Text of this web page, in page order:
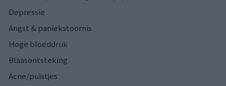
Depressie
Angst & paniekstoornis
Hoge bloeddruk
Blaasontsteking
Acne/puistjes